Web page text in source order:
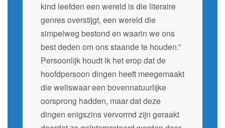
kind leefden een wereld is die literaire
genres overstijgt, een wereld die
simpelweg bestond en waarin we ons
best deden om ons staande te houden.”
Persoonlijk houdt ik het erop dat de
hoofdpersoon dingen heeft meegemaakt
die weliswaar een bovennatuurlijke
oorsprong hadden, maar dat deze
dingen enigszins vervormd zijn geraakt